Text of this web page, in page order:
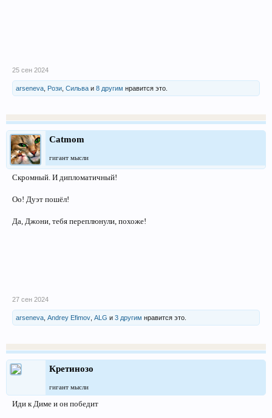
25 сен 2024
arseneva Рози Сильва и 8 другим нравится это.
Catmom
гигант мысли
Скромный. И дипломатичный!
Оо! Дуэт пошёл!
Да, Джони, тебя переплюнули, похоже!
27 сен 2024
arseneva Andrey Efimov ALG и 3 другим нравится это.
Кретинозо
гигант мысли
Иди к Диме и он победит